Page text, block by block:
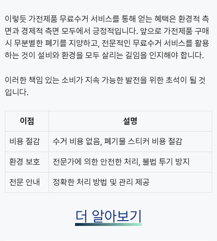
이렇듯 가전제품 무료수거 서비스를 통해 얻는 혜택은 환경적 측
면과 경제적 측면 모두에서 긍정적입니다. 앞으로 가전제품 구매
시 무분별한 폐기를 지양하고, 전문적인 무료수거 서비스를 활용
하는 것이 설비와 환경을 모두 살리는 길임을 인지해야 합니다.
이러한 책임 있는 소비가 지속 가능한 발전을 위한 초석이 될 것
입니다.
이점 설명
비용 절감 수거 비용 없음, 폐기물 스티커 비용 절감
환경 보호 전문가에 의한 안전한 처리, 불법 투기 방지
전문 안내 정확한 처리 방법 및 관리 제공
더 알아보기